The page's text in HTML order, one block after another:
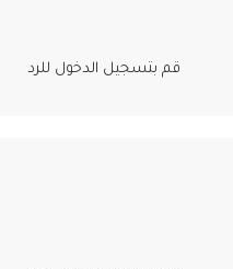
قم بتسجيل الدخول للرد